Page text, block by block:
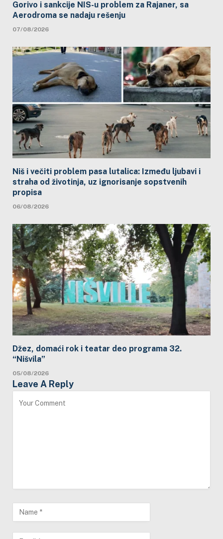
Gorivo i sankcije NIS-u problem za Rajaner, sa
Aerodroma se nadaju rešenju
07/08/2026
Niš i večiti problem pasa lutalica: Između ljubavi i
straha od životinja, uz ignorisanje sopstvenih
propisa
06/08/2026
Džez, domaći rok i teatar deo programa 32.
“Nišvila”
05/08/2026
Leave A Reply